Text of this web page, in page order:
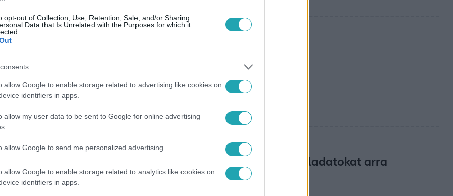
opt-out of Collection, Use, Retention, Sale, and/or Sharing
Data that Is Unrelated with the Purposes for which it
allow Google to enable storage related to advertising like cookies on
identifiers in apps.
allow my user data to be sent to Google for online advertising
allow Google to send me personalized advertising.
allow Google to enable storage related to analytics like cookies on
identifiers in apps.
14:22
London Bridge hadművelet – ez történik, ha
angol uralkodó
hogyan kezelik a helyzetet.
az angol királynő? Már mindenkinek kiosztotta a feladatokat arra
ez bekövetkezik